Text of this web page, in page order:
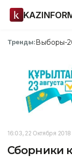
Тренды:Выборы-
16:03, 22 Октября 2018
Сборники